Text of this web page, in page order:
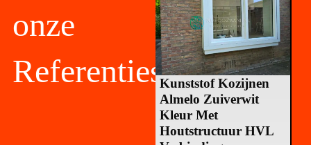
onze
ReferentiesKunststof Kozijnen
Almelo Zuiverwit
Kleur Met
Houtstructuur HVL
Kunststof Kozijnen